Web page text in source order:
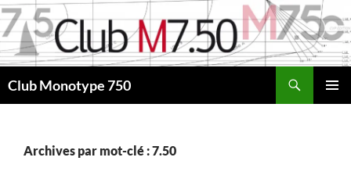
Aller
au
contenu
Club Monotype 750
Archives par mot-clé : 7.50